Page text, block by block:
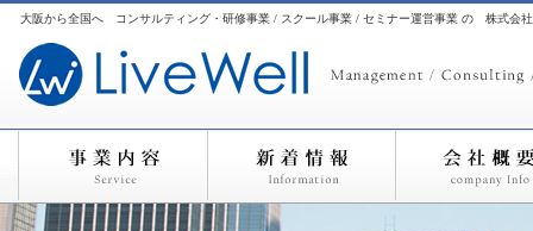
大阪から全国へ コンサルティング・研修事業 / スクール事業 / セミナー運営事業 の 株式会